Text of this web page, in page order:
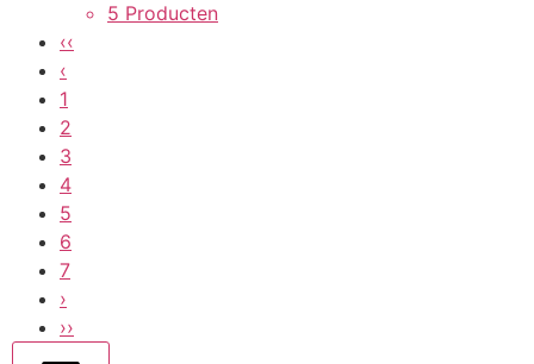
5 Producten
‹‹
‹
1
2
3
4
5
6
7
›
››